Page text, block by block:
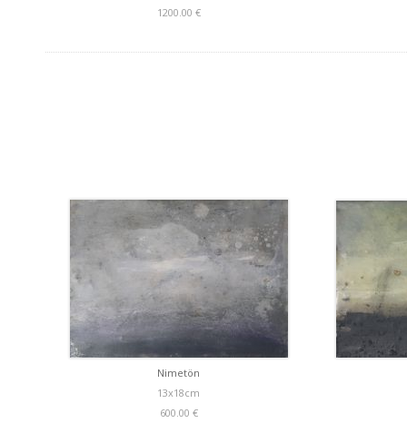
1200.00 €
Nimetön
13x18cm
600.00 €